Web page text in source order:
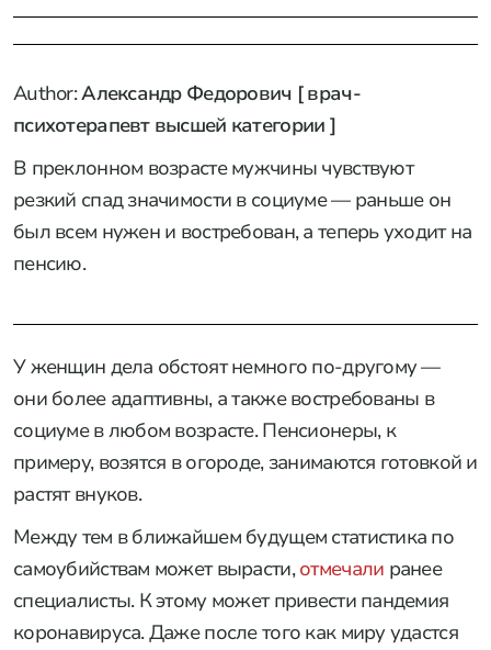
Author:Александр Федорович [ врач-
психотерапевт высшей категории ]
В преклонном возрасте мужчины чувствуют
резкий спад значимости в социуме — раньше он
был всем нужен и востребован, а теперь уходит на
пенсию.
У женщин дела обстоят немного по-другому —
они более адаптивны, а также востребованы в
социуме в любом возрасте. Пенсионеры, к
примеру, возятся в огороде, занимаются готовкой и
растят внуков.
Между тем в ближайшем будущем статистика по
самоубийствам может вырасти,отмечали ранее
специалисты. К этому может привести пандемия
коронавируса. Даже после того как миру удастся